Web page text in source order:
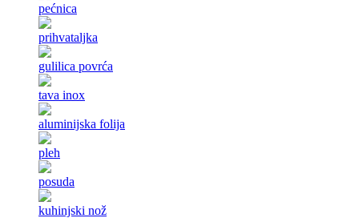
pećnica
prihvataljka
gulilica povrća
tava inox
aluminijska folija
pleh
posuda
kuhinjski nož